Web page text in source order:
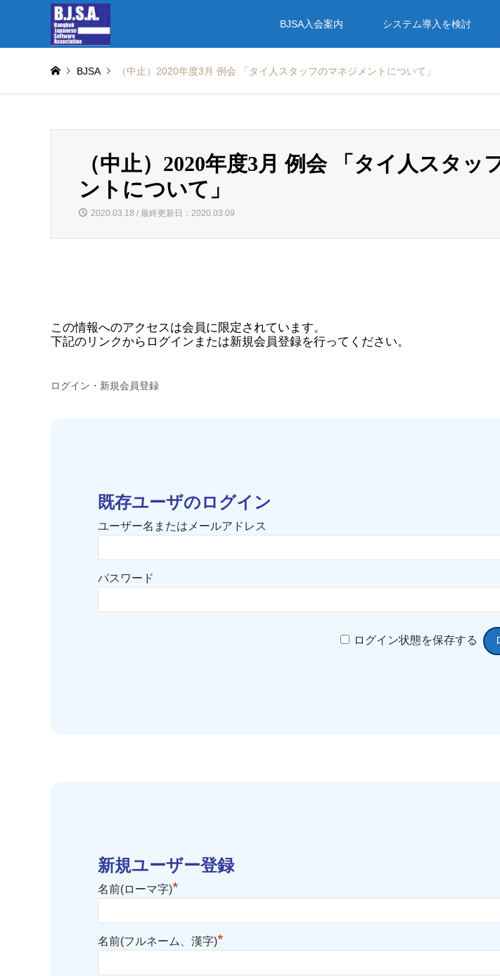
BJSA入会案内 システム導入を検討
BJSA （中止）2020年度3月 例会 「タイ人スタッフのマネジメントについて」
（中止）2020年度3月 例会 「タイ人スタッ
ントについて」
2020.03.18 / 最終更新日：2020.03.09
この情報へのアクセスは会員に限定されています。
下記のリンクからログインまたは新規会員登録を行ってください。
ログイン・新規会員登録
既存ユーザのログイン
ユーザー名またはメールアドレス
パスワード
ログイン状態を保存する
新規ユーザー登録
名前(ローマ字)*
名前(フルネーム、漢字)*